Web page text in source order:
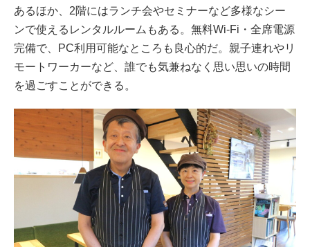
あるほか、2階にはランチ会やセミナーなど多様なシー
ンで使えるレンタルルームもある。無料Wi-Fi・全席電源
完備で、PC利用可能なところも良心的だ。親子連れやリ
モートワーカーなど、誰でも気兼ねなく思い思いの時間
を過ごすことができる。